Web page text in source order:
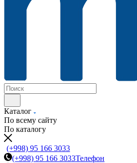
Каталог
По всему сайту
По каталогу
(+998) 95 166 3033
(+998) 95 166 3033Телефон